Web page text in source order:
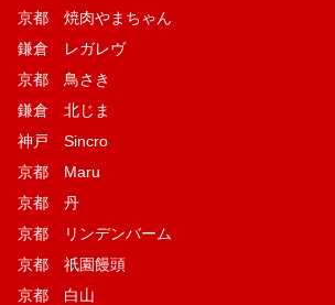
京都 焼肉やまちゃん
鎌倉 レガレヴ
京都 鳥さき
鎌倉 北じま
神戸 Sincro
京都 Maru
京都 丹
京都 リンデンバーム
京都 祇園饅頭
京都 白山